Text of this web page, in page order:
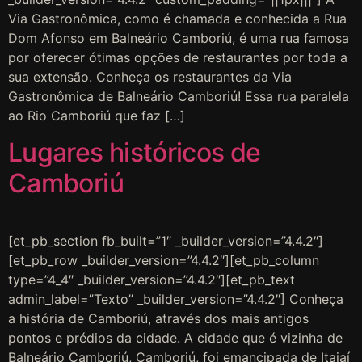
Via Gastronômica, como é chamada e conhecida a Rua
Dom Afonso em Balneário Camboriú, é uma rua famosa
por oferecer ótimas opções de restaurantes por toda a
sua extensão. Conheça os restaurantes da Via
Gastronômica de Balneário Camboriú! Essa rua paralela
ao Rio Camboriú que faz […]
Lugares históricos de
Camboriú
[et_pb_section fb_built=”1″ _builder_version=”4.4.2″]
[et_pb_row _builder_version=”4.4.2″][et_pb_column
type=”4_4″ _builder_version=”4.4.2″][et_pb_text
admin_label=”Texto” _builder_version=”4.4.2″] Conheça
a história de Camboriú, através dos mais antigos
pontos e prédios da cidade. A cidade que é vizinha de
Balneário Camboriú, Camboriú, foi emancipada de Itajaí